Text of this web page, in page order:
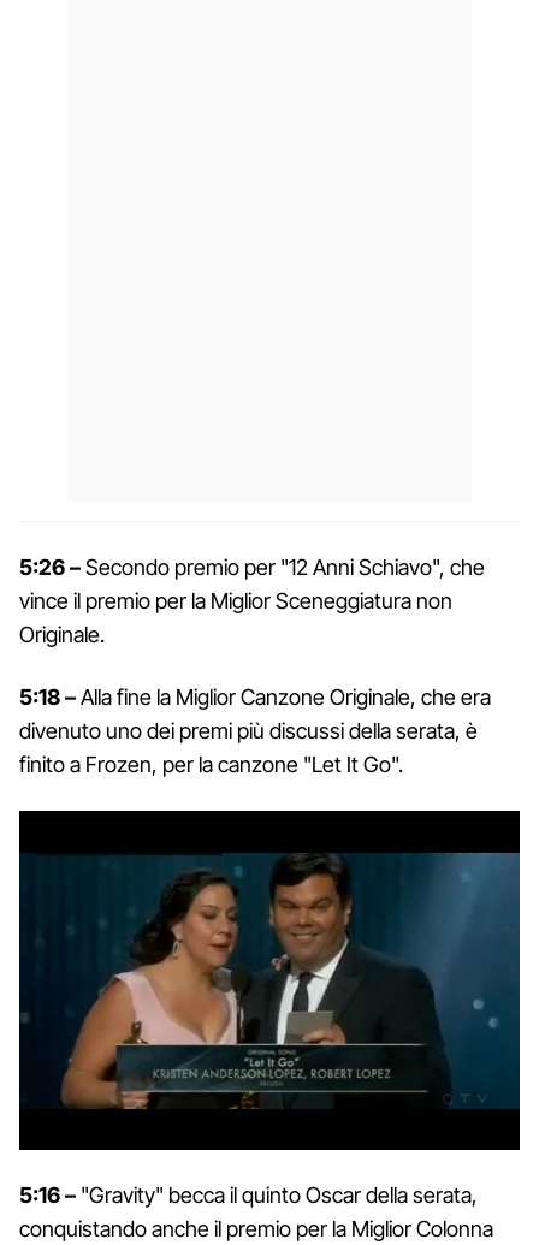
5:26 –Secondo premio per "12 Anni Schiavo", che
vince il premio per la Miglior Sceneggiatura non
Originale.
5:18 –Alla fine la Miglior Canzone Originale, che era
divenuto uno dei premi più discussi della serata, è
finito a Frozen, per la canzone "Let It Go".
5:16 – "Gravity" becca il quinto Oscar della serata,
conquistando anche il premio per la Miglior Colonna